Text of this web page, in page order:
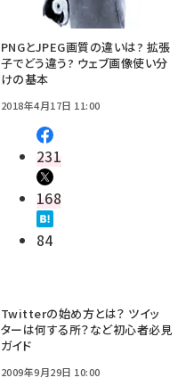
PNGとJPEG画質の違いは? 拡張
子でどう違う? ウェブ画像使い分
けの基本
2018年4月17日 11:00
231
168
84
Twitterの始め方とは？ ツイッ
ターは何する所？など初心者必見
ガイド
2009年9月29日 10:00